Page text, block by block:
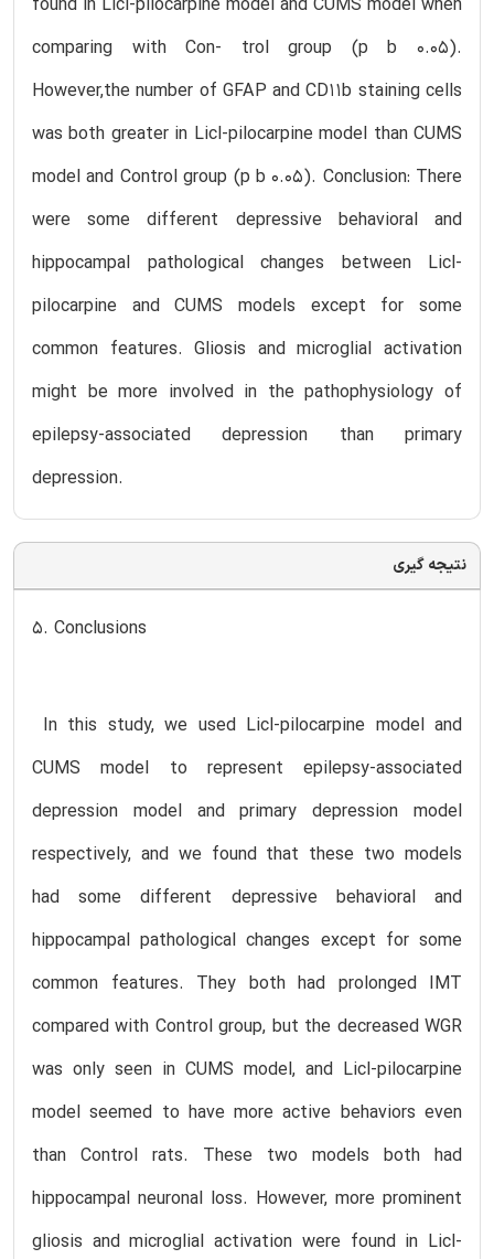
comparing with Con- trol group (p b 0.05).
However,the number of GFAP and CD11b staining cells
was both greater in Licl-pilocarpine model than CUMS
model and Control group (p b 0.05). Conclusion: There
were some different depressive behavioral and
hippocampal pathological changes between Licl-
pilocarpine and CUMS models except for some
common features. Gliosis and microglial activation
might be more involved in the pathophysiology of
epilepsy-associated depression than primary
depression.
نتیجه گیری
5. Conclusions
In this study, we used Licl-pilocarpine model and
CUMS model to represent epilepsy-associated
depression model and primary depression model
respectively, and we found that these two models
had some different depressive behavioral and
hippocampal pathological changes except for some
common features. They both had prolonged IMT
compared with Control group, but the decreased WGR
was only seen in CUMS model, and Licl-pilocarpine
model seemed to have more active behaviors even
than Control rats. These two models both had
hippocampal neuronal loss. However, more prominent
gliosis and microglial activation were found in Licl-